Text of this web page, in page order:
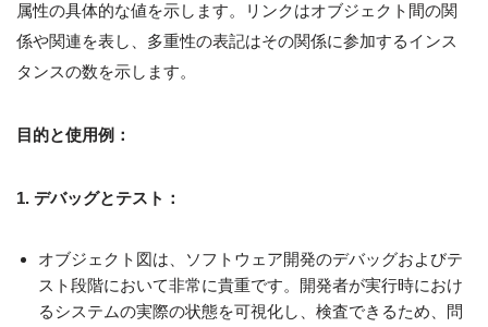
属性の具体的な値を示します。リンクはオブジェクト間の関
係や関連を表し、多重性の表記はその関係に参加するインス
タンスの数を示します。
目的と使用例：
1. デバッグとテスト：
オブジェクト図は、ソフトウェア開発のデバッグおよびテ
スト段階において非常に貴重です。開発者が実行時におけ
るシステムの実際の状態を可視化し、検査できるため、問